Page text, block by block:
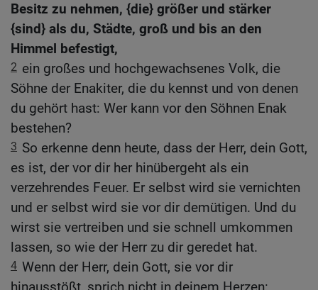
Besitz zu nehmen, {die} größer und stärker
{sind} als du, Städte, groß und bis an den
Himmel befestigt,
2 ein großes und hochgewachsenes Volk, die
Söhne der Enakiter, die du kennst und von denen
du gehört hast: Wer kann vor den Söhnen Enak
bestehen?
3 So erkenne denn heute, dass der Herr, dein Gott,
es ist, der vor dir her hinübergeht als ein
verzehrendes Feuer. Er selbst wird sie vernichten
und er selbst wird sie vor dir demütigen. Und du
wirst sie vertreiben und sie schnell umkommen
lassen, so wie der Herr zu dir geredet hat.
4 Wenn der Herr, dein Gott, sie vor dir